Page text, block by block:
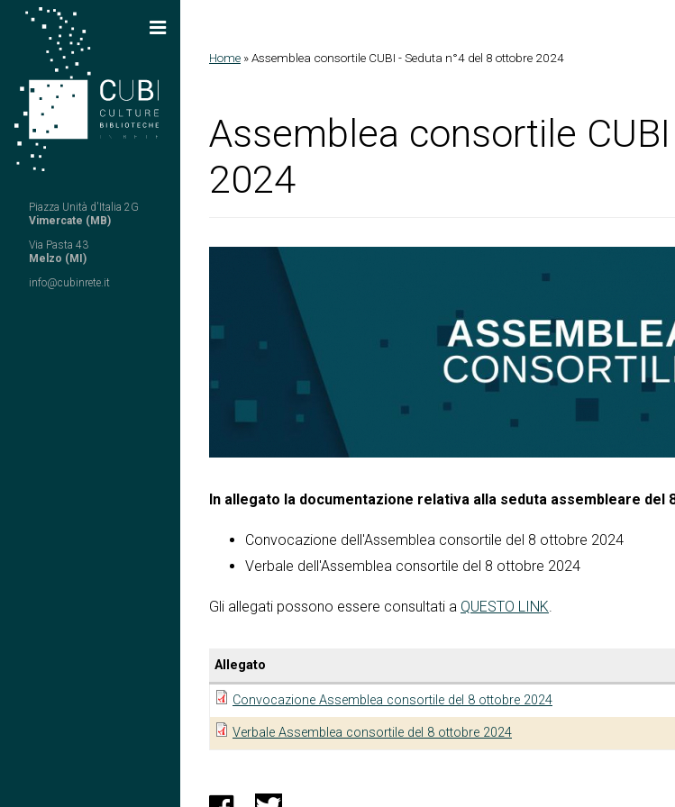
Salta al contenuto principale
Piazza Unità d'Italia 2G
Vimercate (MB)
Via Pasta 43
Melzo (MI)
info@cubinrete.it
Home »Assemblea consortile CUBI - Seduta n°4 del 8 ottobre 2024
Assemblea consortile
2024
In allegato la documentazione relativa alla seduta assembleare del
Convocazione dell'Assemblea consortile del 8 ottobre 2024
Verbale dell'Assemblea consortile del 8 ottobre 2024
Gli allegati possono essere consultati a QUESTO LINK
Allegato
Convocazione Assemblea consortile del 8 ottobre 2024
Verbale Assemblea consortile del 8 ottobre 2024